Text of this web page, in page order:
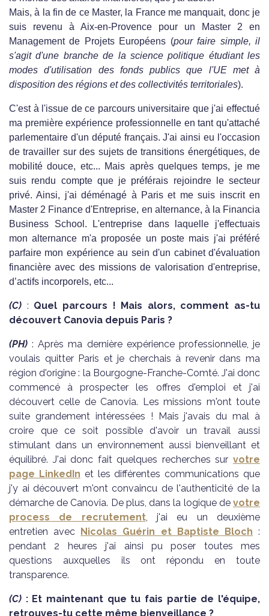
Mais, à la fin de ce Master, la France me manquait, donc je
suis revenu à Aix-en-Provence pour un Master 2 en
Management de Projets Européens (pour faire simple, il
s'agit d'une branche de la science politique étudiant les
modes d'utilisation des fonds publics que l'UE met à
disposition des régions et des collectivités territoriales).
C'est à l'issue de ce parcours universitaire que j'ai effectué
ma première expérience professionnelle en tant qu'attaché
parlementaire d'un député français. J'ai ainsi eu l'occasion
de travailler sur des sujets de transitions énergétiques, de
mobilité douce, etc... Mais après quelques temps, je me
suis rendu compte que je préférais rejoindre le secteur
privé. Ainsi, j'ai déménagé à Paris et me suis inscrit en
Master 2 Finance d'Entreprise, en alternance, à la Financia
Business School. L'entreprise dans laquelle j'effectuais
mon alternance m'a proposée un poste mais j'ai préféré
parfaire mon expérience au sein d'un cabinet d'évaluation
financière avec des missions de valorisation d'entreprise,
d’actifs incorporels, etc...
(C) : Quel parcours ! Mais alors, comment as-tu
découvert Canovia depuis Paris ?
(PH) : Après ma dernière expérience professionnelle, je
voulais quitter Paris et je cherchais à revenir dans ma
région d'origine : la Bourgogne-Franche-Comté. J'ai donc
commencé à prospecter les offres d'emploi et j'ai
découvert celle de Canovia. Les missions m'ont toute
suite grandement intéressées ! Mais j'avais du mal à
croire que ce soit possible d'avoir un travail aussi
stimulant dans un environnement aussi bienveillant et
équilibré. J'ai donc fait quelques recherches sur votre
page LinkedIn et les différentes communications que
j'y ai découvert m'ont convaincu de l'authenticité de la
démarche de Canovia. De plus, dans la logique de votre
process de recrutement, j'ai eu un deuxième
entretien avec Nicolas Guérin et Baptiste Bloch :
pendant 2 heures j'ai ainsi pu poser toutes mes
questions auxquelles ils ont répondu en toute
transparence.
(C) : Et maintenant que tu fais partie de l'équipe,
retrouves-tu cette même bienveillance ?